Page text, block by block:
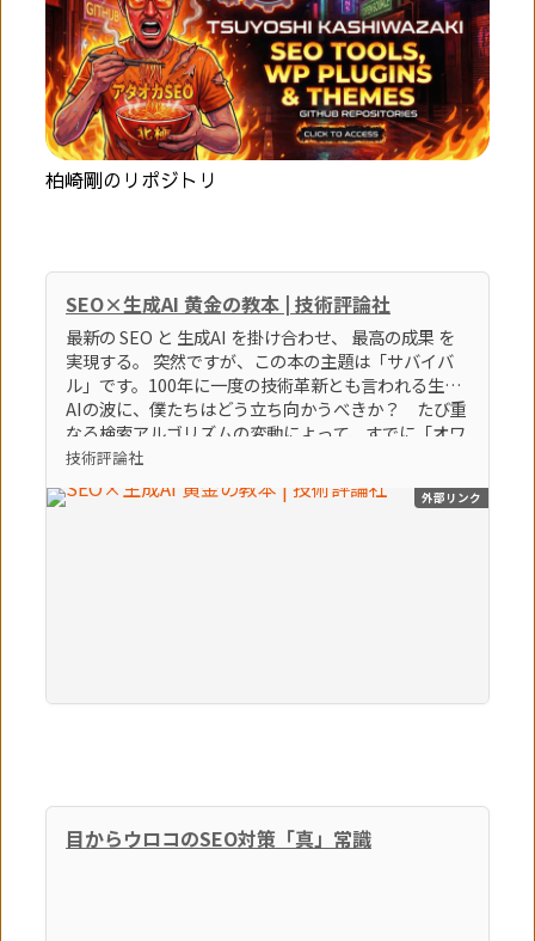
柏崎剛のリポジトリ
SEO×生成AI 黄金の教本 | 技術評論社
最新の SEO と 生成AI を掛け合わせ、 最高の成果 を
実現する。 突然ですが、この本の主題は「サバイバ
ル」です。100年に一度の技術革新とも言われる生成
AIの波に、僕たちはどう立ち向かうべきか？ たび重
なる検索アルゴリズムの変動によって、すでに「オワ
コン」とすら言われているブログやアフィリエイトサ
るのか？ そんな「生き残るための術」をテーマに、
技術評論社
外部リンク
目からウロコのSEO対策「真」常識